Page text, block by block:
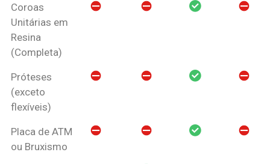
Coroas
Unitárias em
Resina
(Completa)
Próteses
(exceto
flexíveis)
Placa de ATM
ou Bruxismo